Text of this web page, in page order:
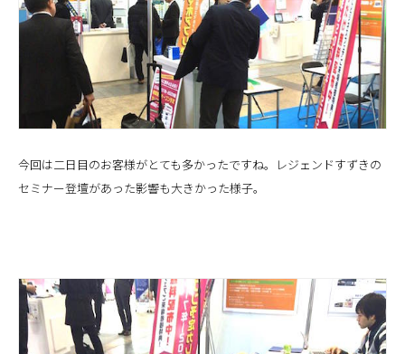
今回は二日目のお客様がとても多かったですね。レジェンドすずきの
セミナー登壇があった影響も大きかった様子。